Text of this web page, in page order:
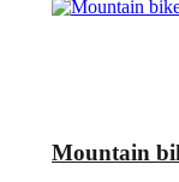
Mountain